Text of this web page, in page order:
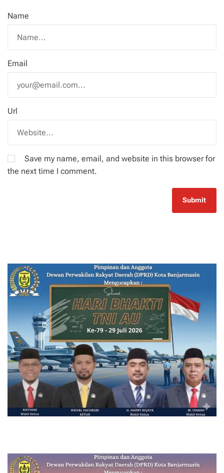
Name
Email
Url
Save my name, email, and website in this browser for
the next time I comment.